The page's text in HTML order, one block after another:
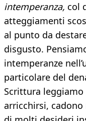
intemperanza, col
atteggiamenti
al punto da
disgusto.
intemperanze
particolare del
Scrittura
arricchirsi, cadono